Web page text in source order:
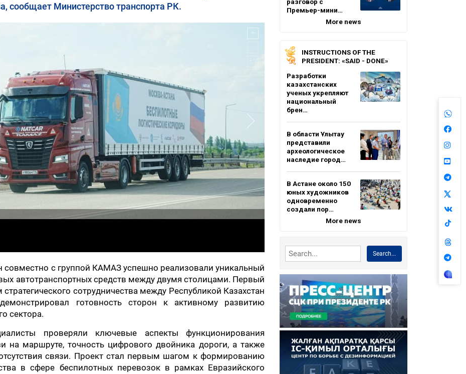
сообщает Министерство транспорта РК.
совместно с группой КАМАЗ успешно реализовали уникальный
автотранспортных средств между двумя столицами. Первый
сотрудничества между Республикой Казахстан
готовность сторон к активному развитию
сектора.
проверяли ключевые аспекты функционирования
на маршруте, точность цифрового двойника дороги, а также
связи. Проект стал первым шагом к формированию
в сфере беспилотных перевозок в рамках Евразийского
Премьер-мини…
More news
INSTRUCTIONS OF THE
PRESIDENT: «SAID - DONE»
Разработки
казахстанских
ученых укрепляют
национальный
брен…
В области Ұлытау
представили
археологическое
наследие город…
В Астане около 150
юных художников
одновременно
создали пор…
More news
Search...